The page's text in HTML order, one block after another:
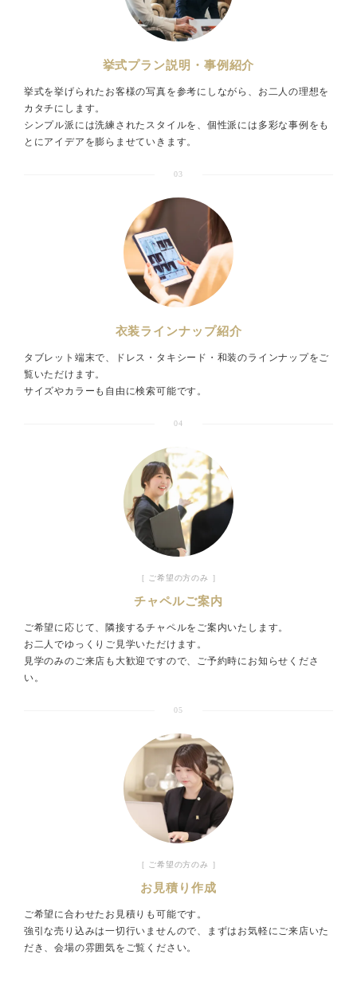
挙式プラン説明・事例紹介
挙式を挙げられたお客様の写真を参考にしながら、お二人の理想を
カタチにします。
シンプル派には洗練されたスタイルを、個性派には多彩な事例をも
とにアイデアを膨らませていきます。
03
衣装ラインナップ紹介
タブレット端末で、ドレス・タキシード・和装のラインナップをご
覧いただけます。
サイズやカラーも自由に検索可能です。
04
［ ご希望の方のみ ］
チャペルご案内
ご希望に応じて、隣接するチャペルをご案内いたします。
お二人でゆっくりご見学いただけます。
見学のみのご来店も大歓迎ですので、ご予約時にお知らせくださ
い。
05
［ ご希望の方のみ ］
お見積り作成
ご希望に合わせたお見積りも可能です。
強引な売り込みは一切行いませんので、まずはお気軽にご来店いた
だき、会場の雰囲気をご覧ください。